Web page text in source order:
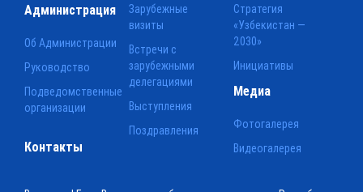
Зарубежные
визиты
Встречи с
зарубежными
делегациями
Выступления
Поздравления
Стратегия
«Узбекистан —
2030»
Инициативы
Администрация
Об Администрации
Руководство
Подведомственные
организации
Медиа
Фотогалерея
Видеогалерея
Контакты